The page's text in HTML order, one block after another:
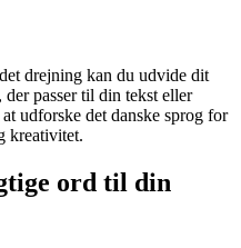
drejning kan du udvide dit
passer til din tekst eller
udforske det danske sprog for
kreativitet.
ord til din